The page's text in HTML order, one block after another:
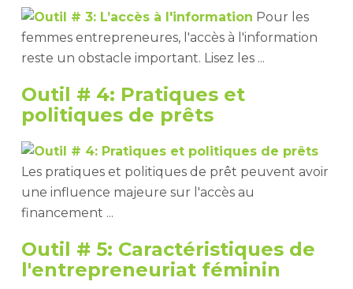
Pour les
femmes entrepreneures, l'accès à l'information
reste un obstacle important. Lisez les ...
Outil # 4: Pratiques et
politiques de prêts
Les pratiques et politiques de prêt peuvent avoir
une influence majeure sur l'accès au
financement ...
Outil # 5: Caractéristiques de
l'entrepreneuriat féminin